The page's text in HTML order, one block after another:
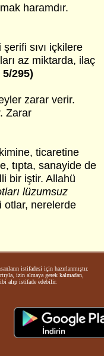
haramdır.
şerifi sıvı içkilere
az miktarda, ilaç
295)
zarar verir.
Zarar
ticaretine
tıpta, sanayide de
bir iştir. Allahü
lüzumsuz
otlar, nerelerde
istifadesi için hazırlanmıştır.
izin almaya gerek kalmadan,
alıp istifade edebilir.